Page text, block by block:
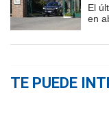
El
en
TE PUEDE